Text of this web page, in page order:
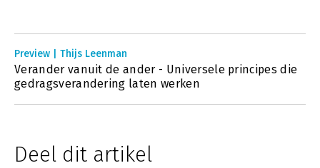
Preview | Thijs Leenman
Verander vanuit de ander - Universele principes die
gedragsverandering laten werken
Deel dit artikel